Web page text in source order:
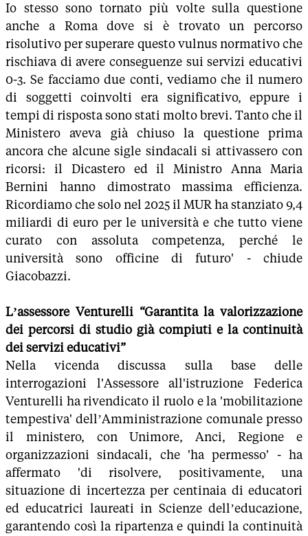
Io stesso sono tornato più volte sulla questione
anche a Roma dove si è trovato un percorso
risolutivo per superare questo vulnus normativo che
rischiava di avere conseguenze sui servizi educativi
0-3. Se facciamo due conti, vediamo che il numero
di soggetti coinvolti era significativo, eppure i
tempi di risposta sono stati molto brevi. Tanto che il
Ministero aveva già chiuso la questione prima
ancora che alcune sigle sindacali si attivassero con
ricorsi: il Dicastero ed il Ministro Anna Maria
Bernini hanno dimostrato massima efficienza.
Ricordiamo che solo nel 2025 il MUR ha stanziato 9,4
miliardi di euro per le università e che tutto viene
curato con assoluta competenza, perché le
università sono officine di futuro' - chiude
Giacobazzi.
L’assessore Venturelli “Garantita la valorizzazione
dei percorsi di studio già compiuti e la continuità
dei servizi educativi”
Nella vicenda discussa sulla base delle
interrogazioni l'Assessore all'istruzione Federica
Venturelli ha rivendicato il ruolo e la 'mobilitazione
tempestiva' dell’Amministrazione comunale presso
il ministero, con Unimore, Anci, Regione e
organizzazioni sindacali, che 'ha permesso' - ha
affermato 'di risolvere, positivamente, una
situazione di incertezza per centinaia di educatori
ed educatrici laureati in Scienze dell’educazione,
garantendo così la ripartenza e quindi la continuità